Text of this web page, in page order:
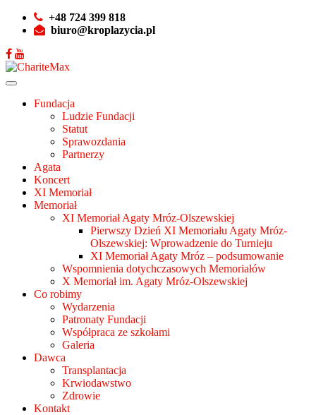
+48 724 399 818
biuro@kroplazycia.pl
Fundacja
Ludzie Fundacji
Statut
Sprawozdania
Partnerzy
Agata
Koncert
XI Memoriał
Memoriał
XI Memoriał Agaty Mróz-Olszewskiej
Pierwszy Dzień XI Memoriału Agaty Mróz-
Olszewskiej: Wprowadzenie do Turnieju
XI Memoriał Agaty Mróz – podsumowanie
Wspomnienia dotychczasowych Memoriałów
X Memoriał im. Agaty Mróz-Olszewskiej
Co robimy
Wydarzenia
Patronaty Fundacji
Współpraca ze szkołami
Galeria
Dawca
Transplantacja
Krwiodawstwo
Zdrowie
Kontakt